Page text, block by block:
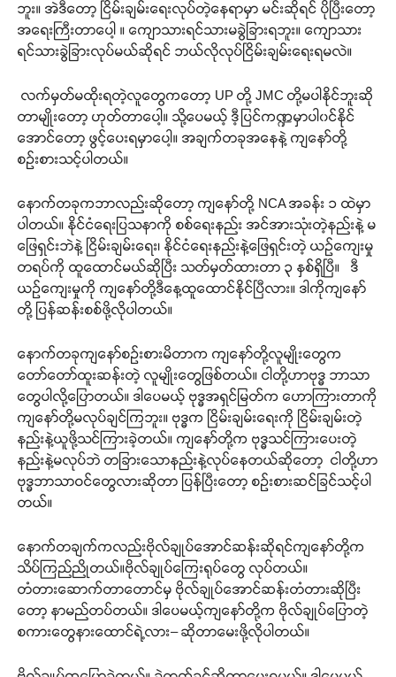
ဘူး။ အဲဒီတော့ ငြိမ်းချမ်းရေးလုပ်တဲ့နေရာမှာ မင်းဆိုရင် ပိုပြီးတော့
အရေးကြီးတာပေါ့ ။ ကျောသားရင်သားမခွဲခြားရဘူး။ ကျောသား
ရင်သားခွဲခြားလုပ်မယ်ဆိုရင် ဘယ်လိုလုပ်ငြိမ်းချမ်းရေးရမလဲ။
လက်မှတ်မထိုးရတဲ့လူတွေကတော့ UP တို့ JMC တို့မပါနိုင်ဘူးဆို
တာမျိုးတော့ ဟုတ်တာပေါ့။ သို့ပေမယ့် ဒီ့ပြင်ကဏ္ဍမှာပါ၀င်နိုင်
အောင်တော့ ဖွင့်ပေးရမှာပေါ့။ အချက်တခုအနေနဲ့ ကျနော်တို့
စဉ်းစားသင့်ပါတယ်။
နောက်တခုကဘာလည်းဆိုတော့ ကျနော်တို့ NCA အခန်း ၁ ထဲမှာ
ပါတယ်။ နိုင်ငံရေးပြသနာကို စစ်ရေးနည်း အင်အားသုံးတဲ့နည်းနဲ့ မ
ဖြေရှင်းဘဲနဲ့ ငြိမ်းချမ်းရေး၊ နိုင်ငံရေးနည်းနဲ့ဖြေရှင်းတဲ့ ယဉ်ကျေးမှု
တရပ်ကို ထူထောင်မယ်ဆိုပြီး သတ်မှတ်ထားတာ ၃ နှစ်ရှိပြီ။ ဒီ
ယဉ်ကျေးမှုကို ကျနော်တို့ဒီနေ့ထူထောင်နိုင်ပြီလား။ ဒါကိုကျနော်
တို့ ပြန်ဆန်းစစ်ဖို့လိုပါတယ်။
နောက်တခုကျနော်စဉ်းစားမိတာက ကျနော်တို့လူမျိုးတွေက
တော်တော်ထူးဆန်းတဲ့ လူမျိုးတွေဖြစ်တယ်။ ငါတို့ဟာဗုဒ္ဓ ဘာသာ
တွေပါလို့ပြောတယ်။ ဒါပေမယ့် ဗုဒ္ဓအရှင်မြတ်က ဟောကြားတာကို
ကျနော်တို့မလုပ်ချင်ကြဘူး။ ဗုဒ္ဓက ငြိမ်းချမ်းရေးကို ငြိမ်းချမ်းတဲ့
နည်းနဲ့ယူဖို့သင်ကြားခဲ့တယ်။ ကျနော်တို့က ဗုဒ္ဓသင်ကြားပေးတဲ့
နည်းနဲ့မလုပ်ဘဲ တခြားသောနည်းနဲ့လုပ်နေတယ်ဆိုတော့ ငါတို့ဟာ
ဗုဒ္ဓဘာသာဝင်တွေလားဆိုတာ ပြန်ပြီးတော့ စဉ်းစားဆင်ခြင်သင့်ပါ
တယ်။
နောက်တချက်ကလည်းဗိုလ်ချုပ်အောင်ဆန်းဆိုရင်ကျနော်တို့က
သိပ်ကြည်ညိုတယ်။ဗိုလ်ချုပ်ကြေးရုပ်တွေ လုပ်တယ်။
တံတားဆောက်တာတောင်မှ ဗိုလ်ချုပ်အောင်ဆန်းတံတားဆိုပြီး
တော့ နာမည်တပ်တယ်။ ဒါပေမယ့်ကျနော်တို့က ဗိုလ်ချုပ်ပြောတဲ့
စကားတွေနားထောင်ရဲ့လား– ဆိုတာမေးဖို့လိုပါတယ်။